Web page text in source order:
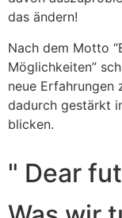
das ändern!
Nach dem Motto
Möglichkeiten”
neue Erfahrungen
dadurch gestärkt
blicken.
" Dear